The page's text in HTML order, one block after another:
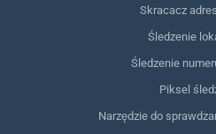
Skracacz
Śledzenie
Śledzenie
Piksel
Narzędzie do